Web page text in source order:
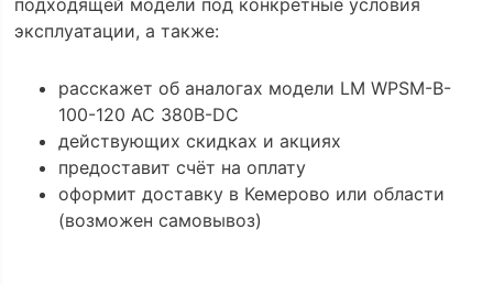
эксплуатации, а также:
расскажет об аналогах модели LM WPSM-B-
100-120 AC 380B-DC
действующих скидках и акциях
предоставит счёт на оплату
оформит доставку в Кемерово или области
(возможен самовывоз)